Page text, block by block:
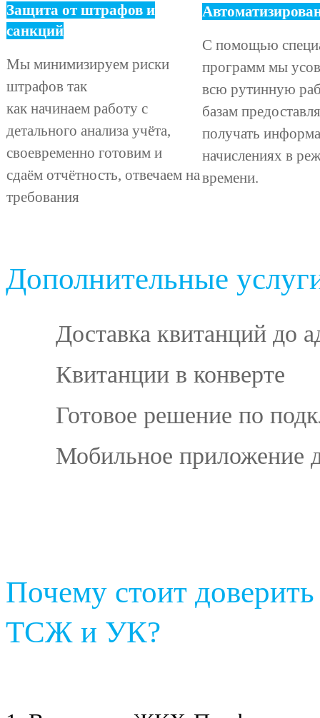
Защита от штрафов и
санкций
Мы минимизируем риски
штрафов так
как начинаем работу с
детального анализа учёта,
своевременно готовим и
сдаём отчётность, отвечаем на
требования
С помощью
программ мы
всю рутинную
базам
получать
начислениях в
времени.
Дополнительные
Доставка квитанций до
Квитанции в конверте
Готовое решение по
Мобильное приложение
Почему стоит
ТСЖ и УК?